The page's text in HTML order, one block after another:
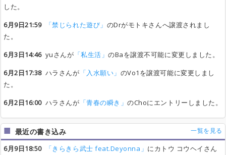
した。
6月9日21:59
「禁じられた遊び」 のDrがモトキさんへ譲渡されまし
た。
6月3日14:46yuさんが 「私生活」のBaを譲渡不可能に変更しました。
6月2日17:38ハラさんが 「入水願い」 のVo1を譲渡可能に変更しまし
た。
6月2日16:00ハラさんが 「青春の瞬き」のChoにエントリーしました。
最近の書き込み 一覧を見る
6月9日18:50 「きらきら武士 feat.Deyonna」 にカトウ コウヘイさん